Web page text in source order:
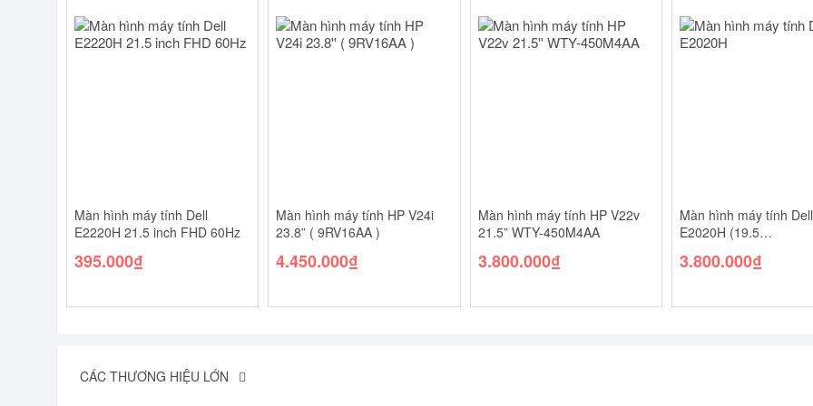
Màn hình máy tính Dell
E2220H 21.5 inch FHD 60Hz
395.000₫
Màn hình máy tính HP V24i
23.8” ( 9RV16AA )
4.450.000₫
Màn hình máy tính HP V22v
21.5” WTY-450M4AA
3.800.000₫
Màn hình máy tính Dell
E2020H (19.5
nits/DP+VGA)
3.800.000₫
CÁC THƯƠNG HIỆU LỚN